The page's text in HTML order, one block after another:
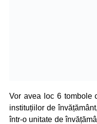
Vor avea loc 6 tombole
instituțiilor de
într-o unitate de